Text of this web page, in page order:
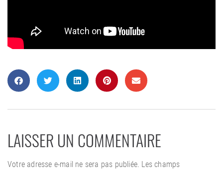
LAISSER UN COMMENTAIRE
Votre adresse e-mail ne sera pas publiée. Les champs